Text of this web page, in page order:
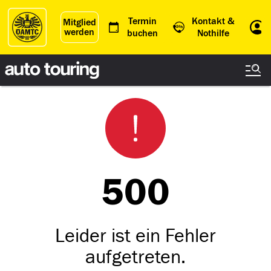
Mitglied
werden
Termin
buchen
Kontakt &
Nothilfe
500
Leider ist ein Fehler
aufgetreten.